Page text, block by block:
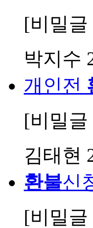
[비밀글
박지수
개인전
[비밀글
김태현
환불신
[비밀글